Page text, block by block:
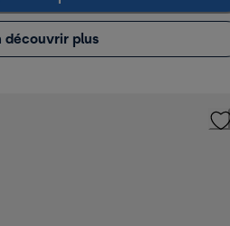
découvrir plus